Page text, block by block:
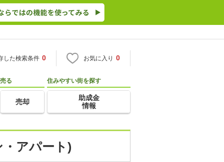
した検索条件 0 お気に入り 0
売る
売却
住みやすい街を探す
助成金
情報
アパート)